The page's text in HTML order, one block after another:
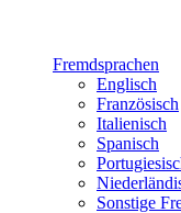
Fremdsprachen
Englisch
Französisch
Italienisch
Spanisch
Sonstige